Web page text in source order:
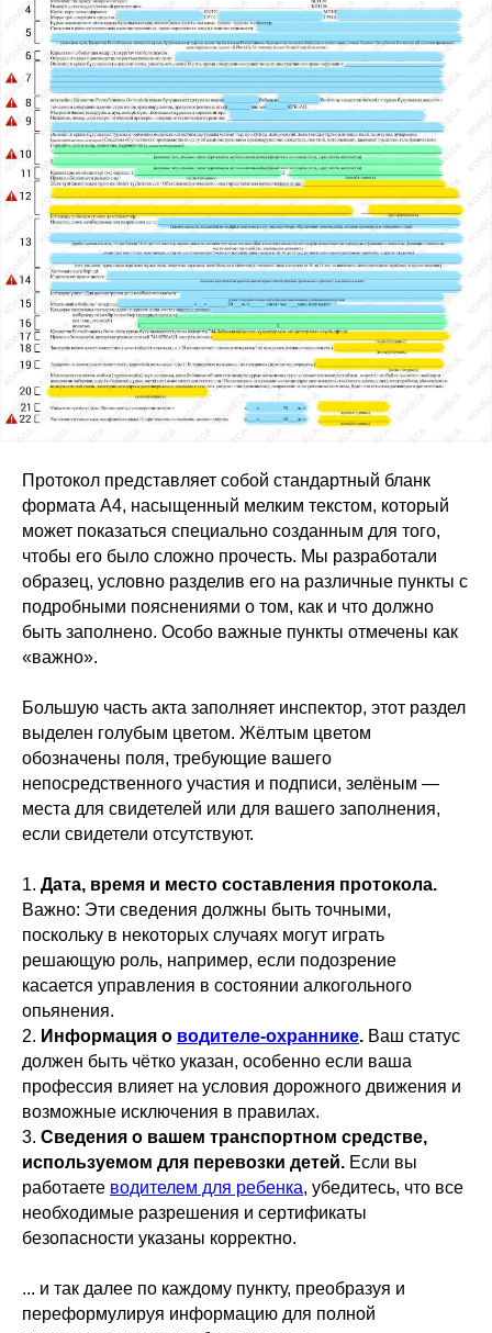
Протокол представляет собой стандартный бланк
формата А4, насыщенный мелким текстом, который
может показаться специально созданным для того,
чтобы его было сложно прочесть. Мы разработали
образец, условно разделив его на различные пункты с
подробными пояснениями о том, как и что должно
быть заполнено. Особо важные пункты отмечены как
«важно».
Большую часть акта заполняет инспектор, этот раздел
выделен голубым цветом. Жёлтым цветом
обозначены поля, требующие вашего
непосредственного участия и подписи, зелёным —
места для свидетелей или для вашего заполнения,
если свидетели отсутствуют.
1. Дата, время и место составления протокола.
Важно: Эти сведения должны быть точными,
поскольку в некоторых случаях могут играть
решающую роль, например, если подозрение
касается управления в состоянии алкогольного
опьянения.
2. Информация о водителе-охраннике. Ваш статус
должен быть чётко указан, особенно если ваша
профессия влияет на условия дорожного движения и
возможные исключения в правилах.
3. Сведения о вашем транспортном средстве,
используемом для перевозки детей. Если вы
работаете водителем для ребенка, убедитесь, что все
необходимые разрешения и сертификаты
безопасности указаны корректно.
... и так далее по каждому пункту, преобразуя и
переформулируя информацию для полной